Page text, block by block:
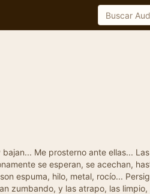
Me prosterno ante ellas...
se esperan, se acechan,
espuma, hilo, metal, rocío...
zumbando, y las atrapo, las